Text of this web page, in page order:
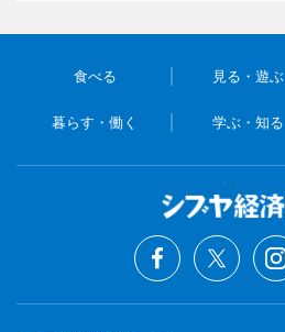
食べる 見る・遊ぶ
暮らす・働く 学ぶ・知る